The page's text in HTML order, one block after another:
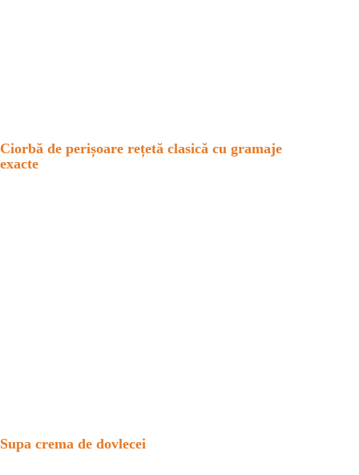
Ciorbă de perișoare rețetă clasică cu gramaje
exacte
Supa crema de dovlecei